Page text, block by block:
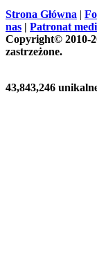
Strona Główna |
nas | Patronat
Copyright© 2010-
zastrzeżone.
43,843,246